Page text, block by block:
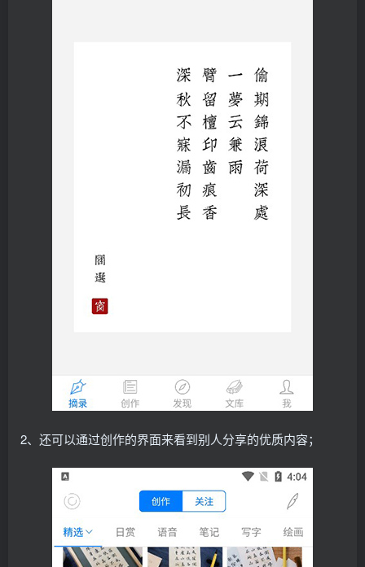
2、还可以通过创作的界面来看到别人分享的优质内容；